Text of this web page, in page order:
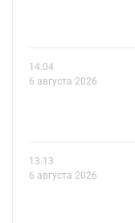
14.04
6 августа 2026
13.13
6 августа 2026